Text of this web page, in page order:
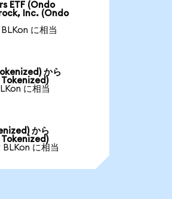
ETF (Ondo
Inc. (Ondo
に相当
から
に相当
から
に相当